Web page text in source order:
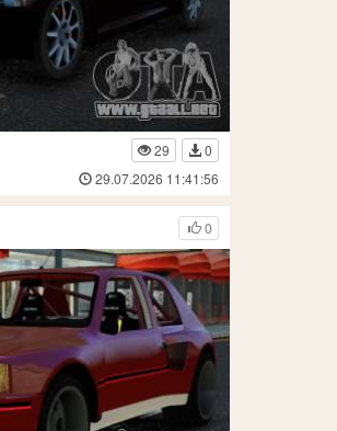
29
0
29.07.2026 11:41:56
0